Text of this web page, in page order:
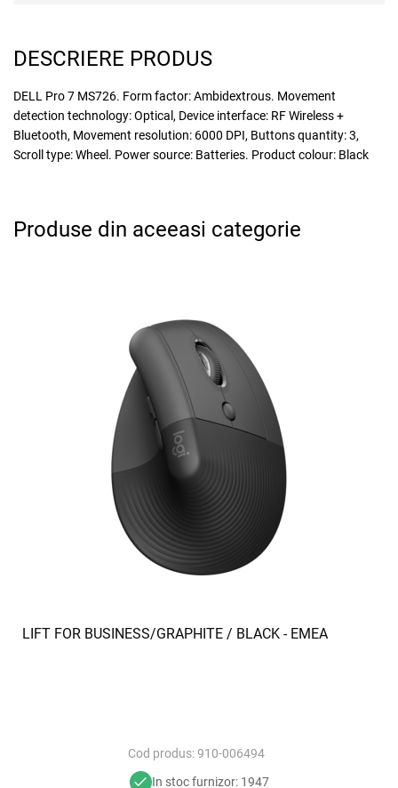
DESCRIERE PRODUS
DELL Pro 7 MS726. Form factor: Ambidextrous. Movement
detection technology: Optical, Device interface: RF Wireless +
Bluetooth, Movement resolution: 6000 DPI, Buttons quantity: 3,
Scroll type: Wheel. Power source: Batteries. Product colour: Black
Produse din aceeasi categorie
LIFT FOR BUSINESS/GRAPHITE / BLACK - EMEA
Cod produs:910-006494
In stoc furnizor: 1947